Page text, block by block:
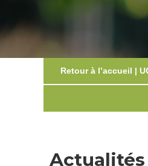
Retour à l’accueil |
Actualités